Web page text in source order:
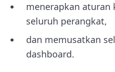
menerapkan aturan
seluruh perangkat,
dan memusatkan
dashboard.